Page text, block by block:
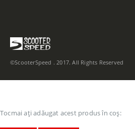
©ScooterSpeed . 2017. All Rights Reserved
Tocmai ați adăugat acest produs în coș: